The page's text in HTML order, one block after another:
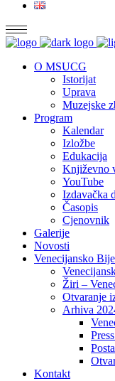
O MSUCG
Istorijat
Uprava
Muzejske
Program
Kalendar
Izložbe
Edukacija
Književno
YouTube
Izdavačka
Časopis
Cjenovnik
Galerije
Novosti
Venecijansko
Žiri –
Otvaranje
Arhiva
Kontakt